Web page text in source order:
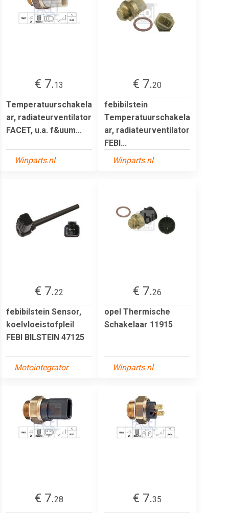
€ 7.13
Temperatuurschakela
ar, radiateurventilator
FACET, u.a. f&uum...
Winparts.nl
€ 7.20
febibilstein
Temperatuurschakela
ar, radiateurventilator
FEBI...
Winparts.nl
€ 7.22
febibilstein Sensor,
koelvloeistofpleil
FEBI BILSTEIN 47125
Motointegrator
€ 7.26
opel Thermische
Schakelaar 11915
Winparts.nl
€ 7.28
€ 7.35